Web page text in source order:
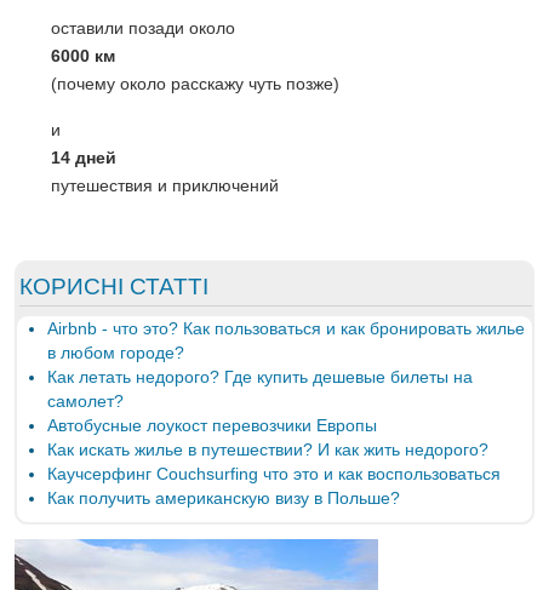
оставили позади около
6000 км
(почему около расскажу чуть позже)
и
14 дней
путешествия и приключений
КОРИСНІ СТАТТІ
Airbnb - что это? Как пользоваться и как бронировать жилье
в любом городе?
Как летать недорого? Где купить дешевые билеты на
самолет?
Автобусные лоукост перевозчики Европы
Как искать жилье в путешествии? И как жить недорого?
Каучсерфинг Couchsurfing что это и как воспользоваться
Как получить американскую визу в Польше?